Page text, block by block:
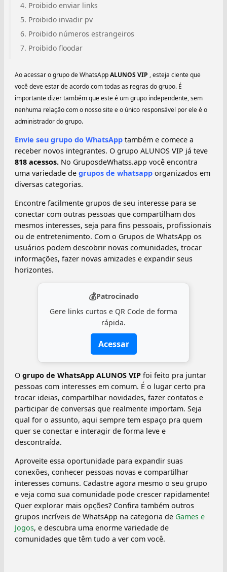
Proibido enviar links
Proibido invadir pv
Proibido números estrangeiros
Proibido floodar
Ao acessar o grupo de WhatsAppALUNOS VIP , esteja ciente que
você deve estar de acordo com todas as regras do grupo. É
importante dizer também que este é um grupo independente, sem
nenhuma relação com o nosso site e o único responsável por ele é o
administrador do grupo.
Envie seu grupo do WhatsApp também e comece a
receber novos integrantes. O grupo ALUNOS VIP já teve
818 acessos. No GruposdeWhatss.app você encontra
uma variedade de grupos de whatsapp organizados em
diversas categorias.
Encontre facilmente grupos de seu interesse para se
conectar com outras pessoas que compartilham dos
mesmos interesses, seja para fins pessoais, profissionais
ou de entretenimento. Com o Grupos de WhatsApp os
usuários podem descobrir novas comunidades, trocar
informações, fazer novas amizades e expandir seus
horizontes.
💰Patrocinado
Gere links curtos e QR Code de forma
rápida.
Acessar
O grupo de WhatsApp ALUNOS VIP foi feito pra juntar
pessoas com interesses em comum. É o lugar certo pra
trocar ideias, compartilhar novidades, fazer contatos e
participar de conversas que realmente importam. Seja
qual for o assunto, aqui sempre tem espaço pra quem
quer se conectar e interagir de forma leve e
descontraída.
Aproveite essa oportunidade para expandir suas
conexões, conhecer pessoas novas e compartilhar
interesses comuns. Cadastre agora mesmo o seu grupo
e veja como sua comunidade pode crescer rapidamente!
Quer explorar mais opções? Confira também outros
grupos incríveis de WhatsApp na categoria de Games e
Jogos, e descubra uma enorme variedade de
comunidades que têm tudo a ver com você.